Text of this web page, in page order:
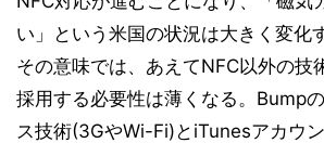
い」という米国の状況は大きく変化
その意味では、あえてNFC以外の技
採用する必要性は薄くなる。Bump
ス技術(3GやWi-Fi)とiTunesアカウ